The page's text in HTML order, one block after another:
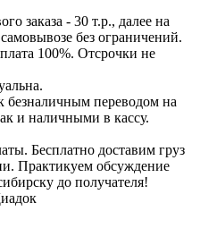
заказа - 30 т.р., далее на
без ограничений.
100%. Отсрочки не
безналичным переводом на
и наличными в кассу.
Бесплатно доставим груз
Практикуем обсуждение
до получателя!